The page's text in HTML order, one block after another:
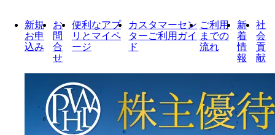
新規
お申
込み
お
問
合
せ
便利なアプ
リとマイペ
ージ
カスタマーセン
ターご利用ガイ
ド
ご利用
までの
流れ
新
着
情
報
社
会
貢
献